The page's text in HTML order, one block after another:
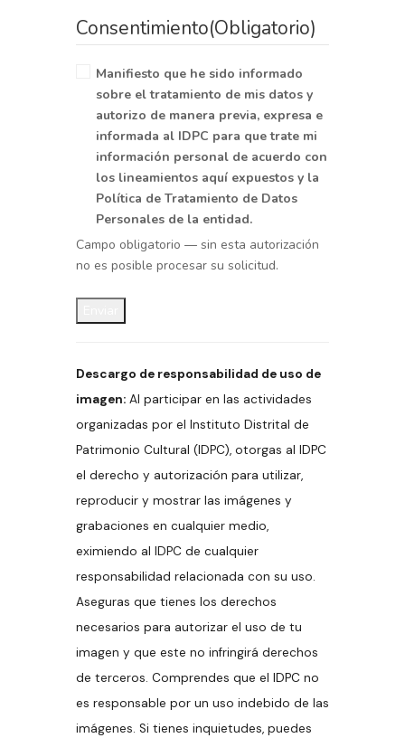
Consentimiento(Obligatorio)
Manifiesto que he sido informado
sobre el tratamiento de mis datos y
autorizo de manera previa, expresa e
informada al IDPC para que trate mi
información personal de acuerdo con
los lineamientos aquí expuestos y la
Política de Tratamiento de Datos
Personales de la entidad.
Campo obligatorio — sin esta autorización
no es posible procesar su solicitud.
Descargo de responsabilidad de uso de
imagen: Al participar en las actividades
organizadas por el Instituto Distrital de
Patrimonio Cultural (IDPC), otorgas al IDPC
el derecho y autorización para utilizar,
reproducir y mostrar las imágenes y
grabaciones en cualquier medio,
eximiendo al IDPC de cualquier
responsabilidad relacionada con su uso.
Aseguras que tienes los derechos
necesarios para autorizar el uso de tu
imagen y que este no infringirá derechos
de terceros. Comprendes que el IDPC no
es responsable por un uso indebido de las
imágenes. Si tienes inquietudes, puedes